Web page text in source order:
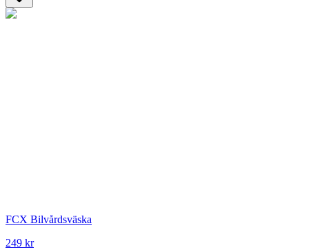
FCX Bilvårdsväska
249 kr